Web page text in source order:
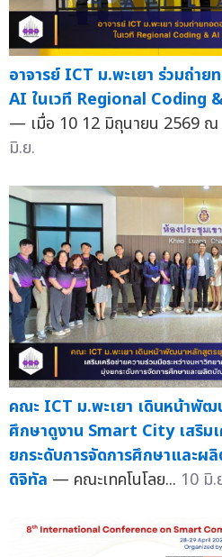
อาจารย์ ICT ม.พะเยา ร่วมถ่า
AI ในเวที Regional Coding
— เมื่อ 10 12 มิถุนายน 2569 ณ
มิ.ย.
คณะ ICT ม.พะเยา เดินหน้าพั
ศึกษาดูงาน Smart City เสริม
ยกระดับการจัดการศึกษาและ
ดิจิทัล — คณะเทคโนโลย... 10 มิ.